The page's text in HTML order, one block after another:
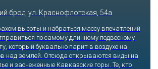
брод, ул. Краснофлотская, 54а
высоты и набраться массу впечатлений
по самому длинному подвесному
который буквально парит в воздухе на
над землей. Отсюда открываются виды на
и заснеженные Кавказские горы. Те, кто